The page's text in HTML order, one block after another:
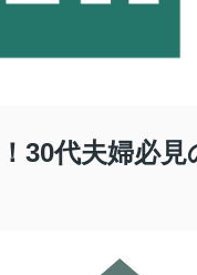
30代夫婦必見